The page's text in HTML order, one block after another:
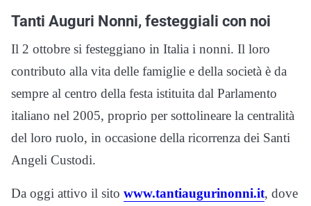
Tanti Auguri Nonni, festeggiali con noi
Il 2 ottobre si festeggiano in Italia i nonni. Il loro
contributo alla vita delle famiglie e della società è da
sempre al centro della festa istituita dal Parlamento
italiano nel 2005, proprio per sottolineare la centralità
del loro ruolo, in occasione della ricorrenza dei Santi
Angeli Custodi.
Da oggi attivo il sito www.tantiaugurinonni.it, dove